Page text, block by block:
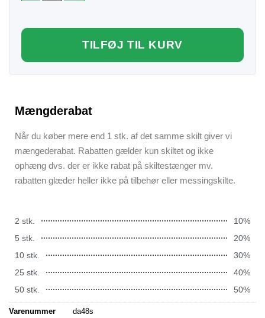
TILFØJ TIL KURV
Mængderabat
Når du køber mere end 1 stk. af det samme skilt giver vi
mængederabat. Rabatten gælder kun skiltet og ikke
ophæng dvs. der er ikke rabat på skiltestænger mv.
rabatten glæder heller ikke på tilbehør eller messingskilte.
2 stk.
10%
5 stk.
20%
10 stk.
30%
25 stk.
40%
50 stk.
50%
Varenummer da48s